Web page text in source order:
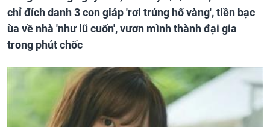
chỉ đích danh 3 con giáp 'rơi trúng hố vàng', tiền bạc
ùa về nhà 'như lũ cuốn', vươn mình thành đại gia
trong phút chốc